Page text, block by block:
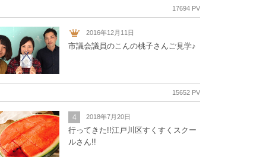
17694 PV
2016年12月11日
市議会議員のこんの桃子さんご見学♪
15652 PV
4 2018年7月20日
行ってきた!!江戸川区すくすくスクー
ルさん!!